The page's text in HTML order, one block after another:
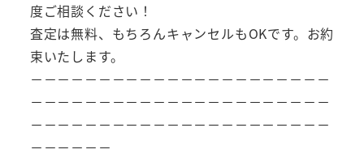
度ご相談ください！
査定は無料、もちろんキャンセルもOKです。お約
束いたします。
－－－－－－－－－－－－－－－－－－－－－－
－－－－－－－－－－－－－－－－－－－－－－
－－－－－－－－－－－－－－－－－－－－－－
－－－－－－